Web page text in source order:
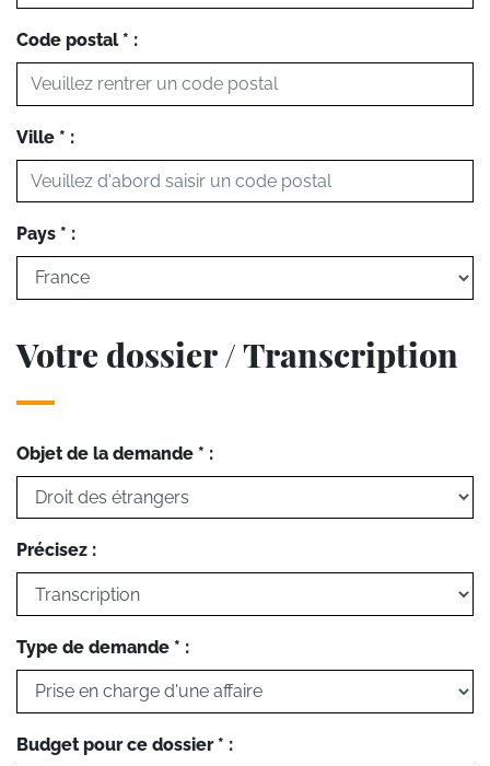
Code postal * :
Ville * :
Pays * :
Votre dossier / Transcription
Objet de la demande * :
Précisez :
Type de demande * :
Budget pour ce dossier * :